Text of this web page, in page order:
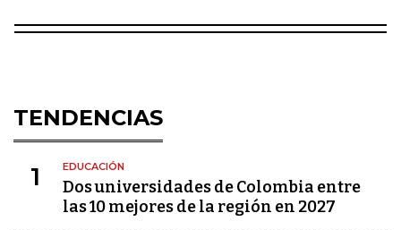
TENDENCIAS
1 EDUCACIÓN
Dos universidades de Colombia entre
las 10 mejores de la región en 2027